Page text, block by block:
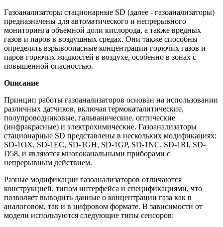
Газоанализаторы стационарные SD (далее - газоанализаторы)
предназначены для автоматического и непрерывного
мониторинга объемной доли кислорода, а также вредных
газов и паров в воздушных средах. Они также способны
определять взрывоопасные концентрации горючих газов и
паров горючих жидкостей в воздухе, особенно в зонах с
повышенной опасностью.
Описание
Принцип работы газоанализаторов основан на использовании
различных датчиков, включая термокаталитические,
полупроводниковые, гальванические, оптические
(инфракрасные) и электрохимические. Газоанализаторы
стационарные SD представлены в нескольких модификациях:
SD-1OX, SD-1EC, SD-1GH, SD-1GP, SD-1NC, SD-1RI, SD-
D58, и являются многоканальными приборами с
непрерывным действием.
Разные модификации газоанализаторов отличаются
конструкцией, типом интерфейса и спецификациями, что
позволяет выводить данные о концентрации газа как в
аналоговом, так и в цифровом формате. В зависимости от
модели используются следующие типы сенсоров: